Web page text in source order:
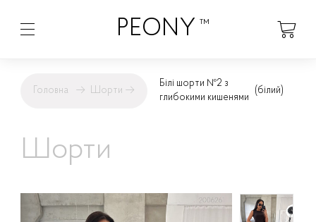
PEONY ™
Головна → Шорти →
Білі шорти №2 з
глибокими кишенями
(білий)
Шорти